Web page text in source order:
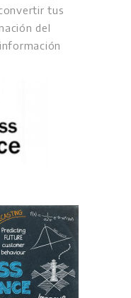
tus
del